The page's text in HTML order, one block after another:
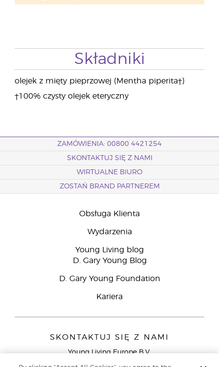
Składniki
olejek z mięty pieprzowej (Mentha piperita†)
†100% czysty olejek eteryczny
ZAMÓWIENIA: 00800 4421254
SKONTAKTUJ SIĘ Z NAMI
WIRTUALNE BIURO
ZOSTAŃ BRAND PARTNEREM
Obsługa Klienta
Wydarzenia
Young Living blog
D. Gary Young Blog
D. Gary Young Foundation
Kariera
SKONTAKTUJ SIĘ Z NAMI
Young Living Europe B.V.